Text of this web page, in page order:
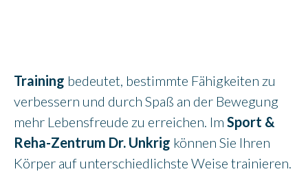
Training bedeutet, bestimmte Fähigkeiten zu
verbessern und durch Spaß an der Bewegung
mehr Lebensfreude zu erreichen. Im Sport &
Reha-Zentrum Dr. Unkrig können Sie Ihren
Körper auf unterschiedlichste Weise trainieren.